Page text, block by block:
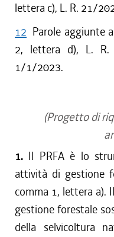
lettera c), L. R. 21/
12 Parole aggiunte
2, lettera d), L.
1/1/2023.
(Progetto di
1. Il PRFA è lo
attività di gestione
comma 1, lettera a).
gestione forestale
della selvicoltura